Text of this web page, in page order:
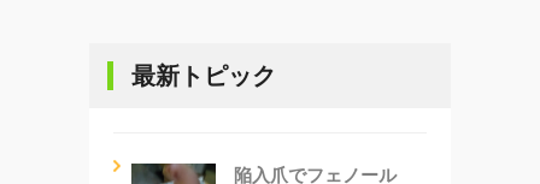
最新トピック
陥入爪でフェノール